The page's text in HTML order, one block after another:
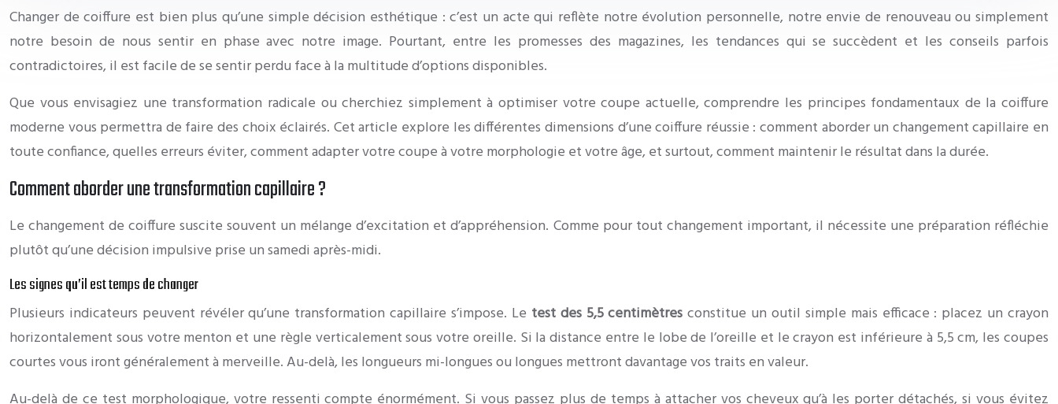
Changer de coiffure est bien plus qu’une simple décision esthétique : c’est un acte qui reflète notre évolution personnelle, notre envie de renouveau ou simplement
notre besoin de nous sentir en phase avec notre image. Pourtant, entre les promesses des magazines, les tendances qui se succèdent et les conseils parfois
contradictoires, il est facile de se sentir perdu face à la multitude d’options disponibles.
Que vous envisagiez une transformation radicale ou cherchiez simplement à optimiser votre coupe actuelle, comprendre les principes fondamentaux de la coiffure
moderne vous permettra de faire des choix éclairés. Cet article explore les différentes dimensions d’une coiffure réussie : comment aborder un changement capillaire en
toute confiance, quelles erreurs éviter, comment adapter votre coupe à votre morphologie et votre âge, et surtout, comment maintenir le résultat dans la durée.
Comment aborder une transformation capillaire ?
Le changement de coiffure suscite souvent un mélange d’excitation et d’appréhension. Comme pour tout changement important, il nécessite une préparation réfléchie
plutôt qu’une décision impulsive prise un samedi après-midi.
Les signes qu’il est temps de changer
Plusieurs indicateurs peuvent révéler qu’une transformation capillaire s’impose. Le test des 5,5 centimètres constitue un outil simple mais efficace : placez un crayon
horizontalement sous votre menton et une règle verticalement sous votre oreille. Si la distance entre le lobe de l’oreille et le crayon est inférieure à 5,5 cm, les coupes
courtes vous iront généralement à merveille. Au-delà, les longueurs mi-longues ou longues mettront davantage vos traits en valeur.
Au-delà de ce test morphologique, votre ressenti compte énormément. Si vous passez plus de temps à attacher vos cheveux qu’à les porter détachés, si vous évitez